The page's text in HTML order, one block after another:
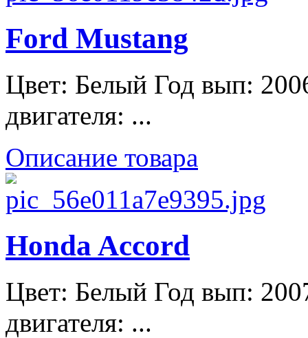
Ford Mustang
Цвет: Белый Год вып:
двигателя: ...
Описание товара
Honda Accord
Цвет: Белый Год вып:
двигателя: ...